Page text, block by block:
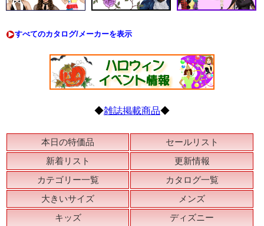
すべてのカタログ/メーカーを表示
◆雑誌掲載商品◆
本日の特価品
セールリスト
新着リスト
更新情報
カテゴリー一覧
カタログ一覧
大きいサイズ
メンズ
キッズ
ディズニー